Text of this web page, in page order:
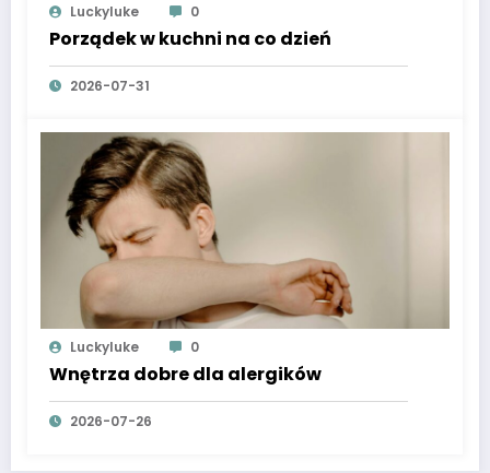
Luckyluke 0
Porządek w kuchni na co dzień
2026-07-31
Luckyluke 0
Wnętrza dobre dla alergików
2026-07-26